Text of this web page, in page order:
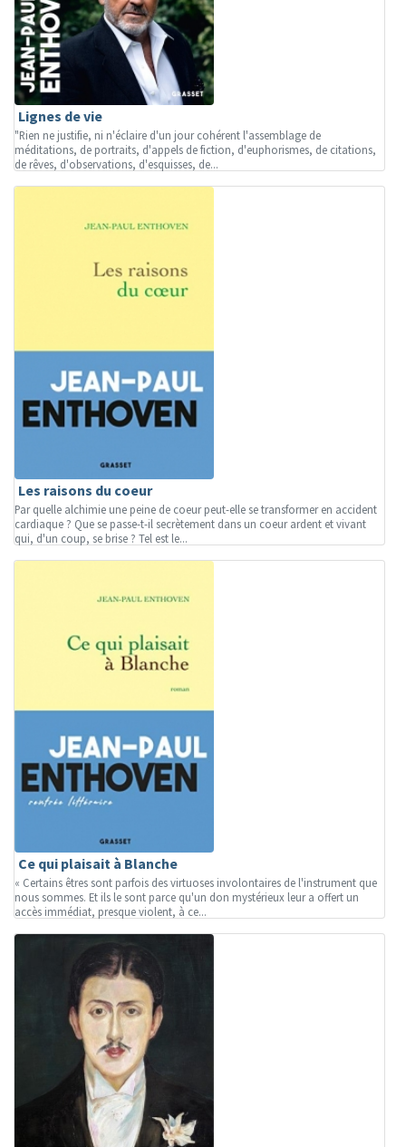
Lignes de vie
"Rien ne justifie, ni n'éclaire d'un jour cohérent l'assemblage de
méditations, de portraits, d'appels de fiction, d'euphorismes, de citations,
de rêves, d'observations, d'esquisses, de...
Les raisons du coeur
Par quelle alchimie une peine de coeur peut-elle se transformer en accident
cardiaque ? Que se passe-t-il secrètement dans un coeur ardent et vivant
qui, d'un coup, se brise ? Tel est le...
Ce qui plaisait à Blanche
« Certains êtres sont parfois des virtuoses involontaires de l'instrument que
nous sommes. Et ils le sont parce qu'un don mystérieux leur a offert un
accès immédiat, presque violent, à ce...